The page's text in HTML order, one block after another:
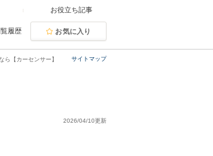
お役立ち記事
履歴 お気に入り
サイトマップ
【カーセンサー】
2026/04/10更新